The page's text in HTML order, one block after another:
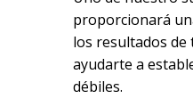
proporcionará
los resultados de
ayudarte a
débiles.